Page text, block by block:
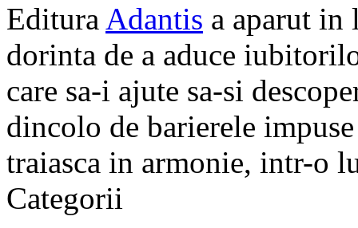
Editura Adantis a aparut in
dorinta de a aduce
care sa-i ajute sa-si
dincolo de barierele
traiasca in armonie, intr-o
Categorii